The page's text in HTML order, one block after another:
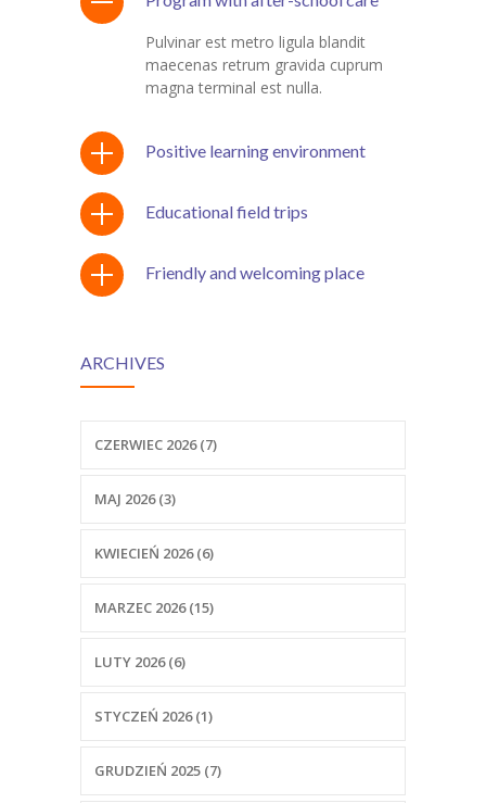
Pulvinar est metro ligula blandit
maecenas retrum gravida cuprum
magna terminal est nulla.
Positive learning environment
Educational field trips
Friendly and welcoming place
ARCHIVES
CZERWIEC 2026 (7)
MAJ 2026 (3)
KWIECIEŃ 2026 (6)
MARZEC 2026 (15)
LUTY 2026 (6)
STYCZEŃ 2026 (1)
GRUDZIEŃ 2025 (7)